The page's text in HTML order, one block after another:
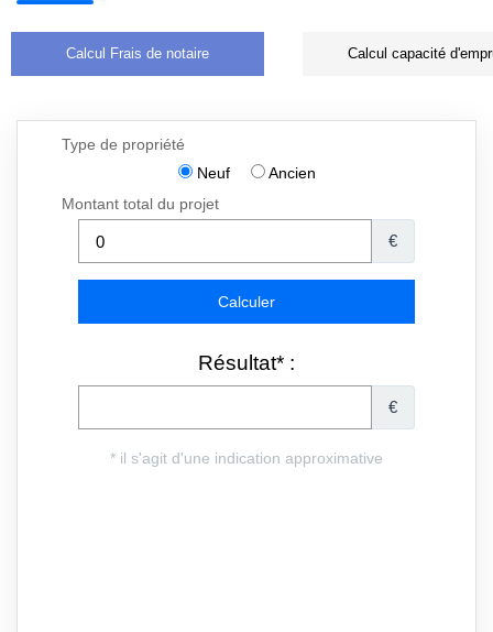
Calcul Frais de notaire Calcul capacité